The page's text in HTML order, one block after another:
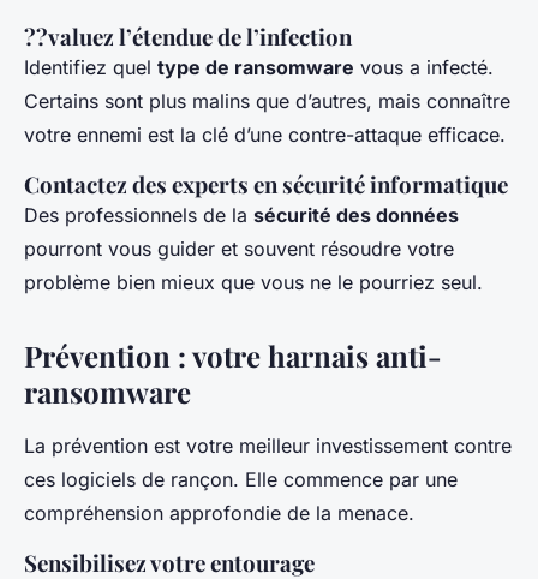
??valuez l’étendue de l’infection
Identifiez quel type de ransomware vous a infecté.
Certains sont plus malins que d’autres, mais connaître
votre ennemi est la clé d’une contre-attaque efficace.
Contactez des experts en sécurité informatique
Des professionnels de la sécurité des données
pourront vous guider et souvent résoudre votre
problème bien mieux que vous ne le pourriez seul.
Prévention : votre harnais anti-
ransomware
La prévention est votre meilleur investissement contre
ces logiciels de rançon. Elle commence par une
compréhension approfondie de la menace.
Sensibilisez votre entourage